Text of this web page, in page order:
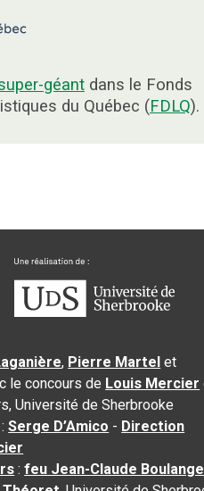
géant dans le Fonds
du Québec (FDLQ).
, Pierre Martel et
le concours de Louis Mercier
Université de Sherbrooke
:Serge D’Amico - Direction
:feu Jean-Claude